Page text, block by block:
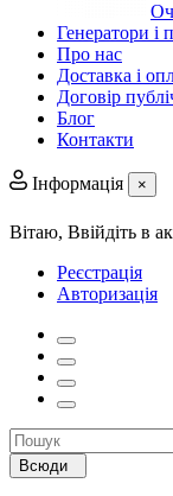
Генератори і
Про нас
Доставка і
Договір
Блог
Контакти
Інформація ×
Вітаю, Ввійдіть в
Реєстрація
Авторизація
Всюди